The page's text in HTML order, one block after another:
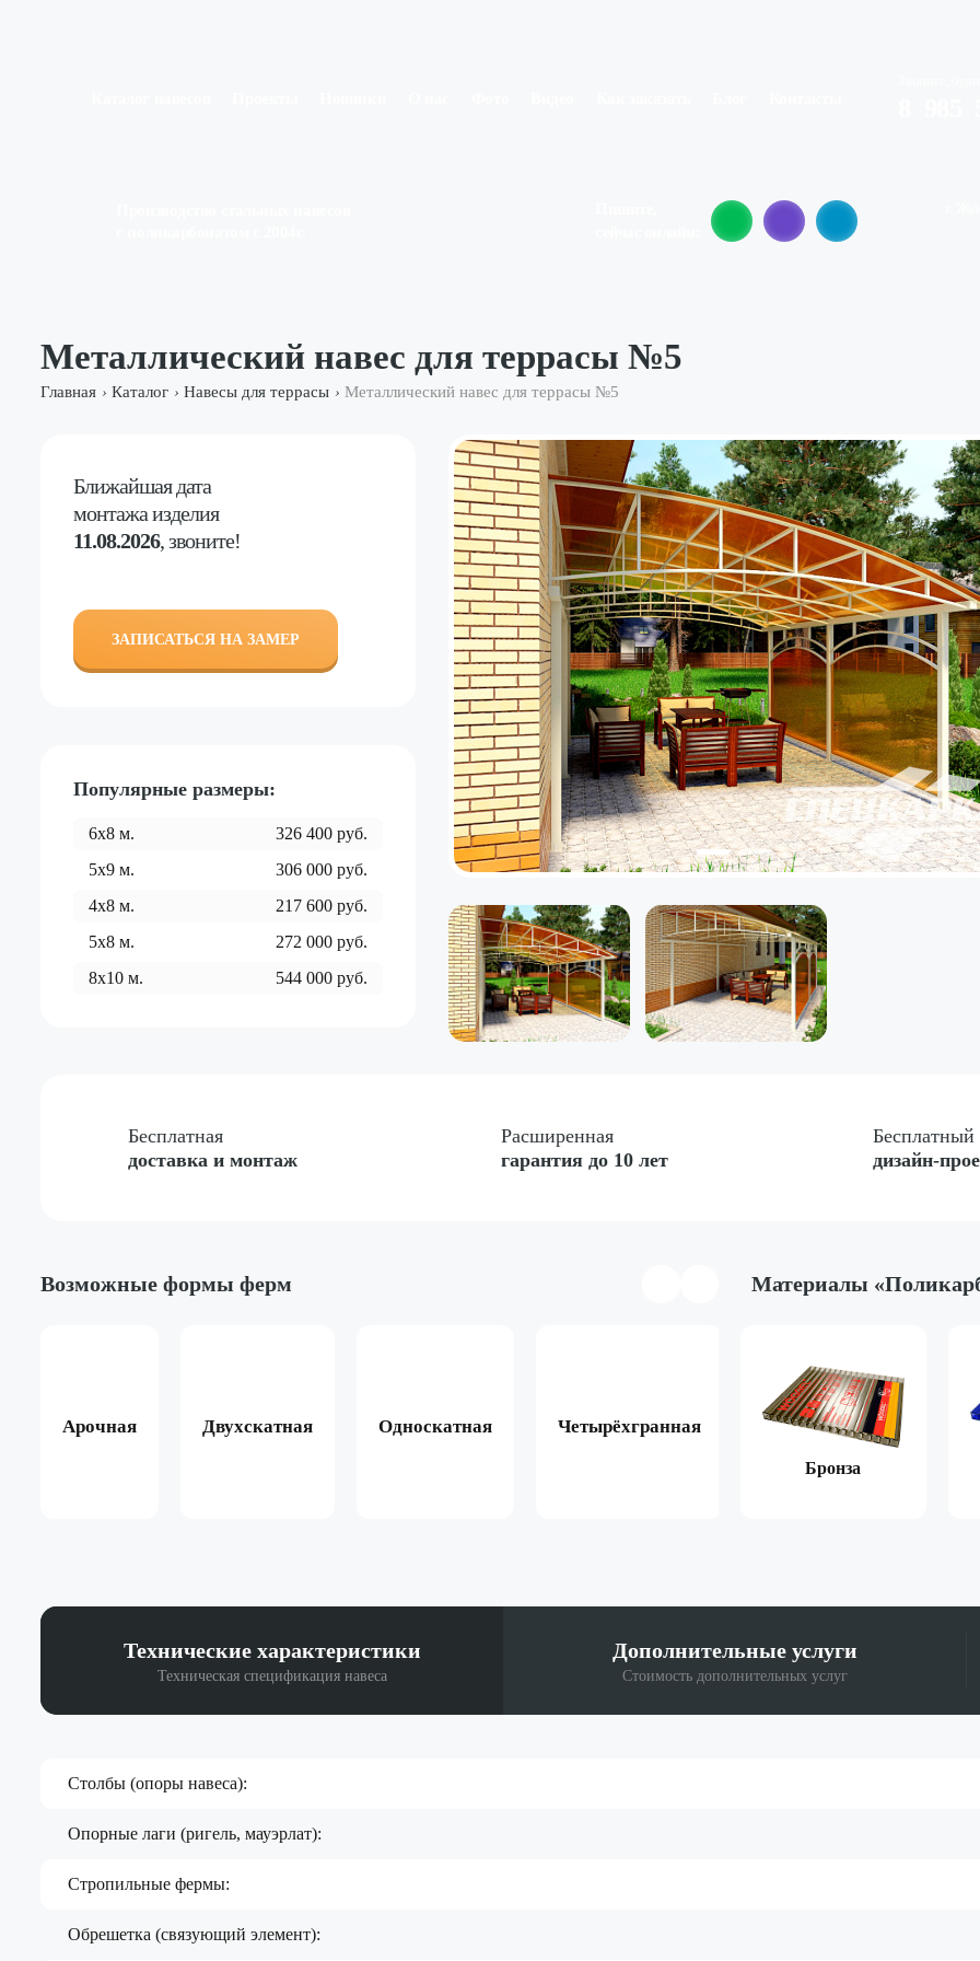
Металлический навес для террасы №5
Главная › Каталог › Навесы для террасы › Металлический навес для террасы №5
Ближайшая дата
монтажа изделия
11.08.2026, звоните!
ЗАПИСАТЬСЯ НА ЗАМЕР
Популярные размеры:
6x8 м. 326 400руб.
5x9 м. 306 000руб.
4x8 м. 217 600руб.
5x8 м. 272 000руб.
8x10 м. 544 000руб.
Бесплатная
доставка и монтаж
Расширенная
гарантия до 10 лет
Бесплатный
дизайн-
Возможные формы ферм
Арочная Двухскатная Односкатная Четырёхгранная Арочная
Материалы
Бронза
Техническиехарактеристики
Техническая спецификация навеса
Дополнительныеуслуги
Стоимость дополнительных услуг
Столбы (опоры навеса):
Опорные лаги (ригель, мауэрлат):
Стропильные фермы:
Обрешетка (связующий элемент):